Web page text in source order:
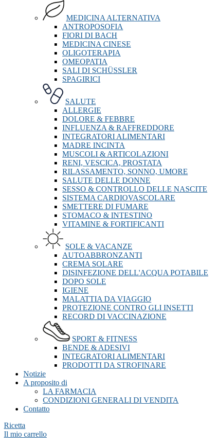
MEDICINA ALTERNATIVA
ANTROPOSOFIA
FIORI DI BACH
MEDICINA CINESE
OLIGOTERAPIA
OMEOPATIA
SALI DI SCHÜSSLER
SPAGIRICI
SALUTE
ALLERGIE
DOLORE & FEBBRE
INFLUENZA & RAFFREDDORE
INTEGRATORI ALIMENTARI
MADRE INCINTA
MUSCOLI & ARTICOLAZIONI
RENI, VESCICA, PROSTATA
RILASSAMENTO, SONNO, UMORE
SALUTE DELLE DONNE
SESSO & CONTROLLO DELLE NASCITE
SISTEMA CARDIOVASCOLARE
SMETTERE DI FUMARE
STOMACO & INTESTINO
VITAMINE & FORTIFICANTI
SOLE & VACANZE
AUTOABBRONZANTI
CREMA SOLARE
DISINFEZIONE DELL'ACQUA POTABILE
DOPO SOLE
IGIENE
MALATTIA DA VIAGGIO
PROTEZIONE CONTRO GLI INSETTI
RECORD DI VACCINAZIONE
SPORT & FITNESS
BENDE & ADESIVI
INTEGRATORI ALIMENTARI
PRODOTTI DA STROFINARE
Notizie
A proposito di
LA FARMACIA
CONDIZIONI GENERALI DI VENDITA
Contatto
Ricetta
Il mio carrello